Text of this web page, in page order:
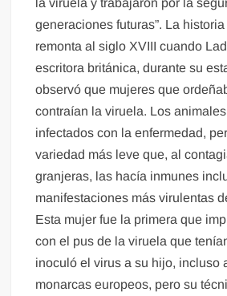
generaciones futuras”. La
remonta al siglo XVIII cuando
escritora británica, durante su
observó que mujeres que
contraían la viruela. Los
infectados con la enfermedad,
variedad más leve que, al
granjeras, las hacía inmunes
manifestaciones más virulentas
Esta mujer fue la primera que
con el pus de la viruela que
inoculó el virus a su hijo, incluso
monarcas europeos, pero su